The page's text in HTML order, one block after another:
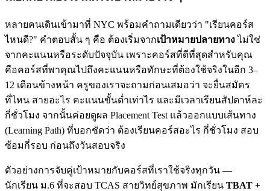
หลายคนเดินเข้ามาที่ NYC พร้อมคำถามเดียวว่า "เรียนคอร์ส
ไหนดี?" คำตอบสั้น ๆ คือ ต้องเริ่มจากเป้าหมายปลายทางไม่ใช่
จากคะแนนหรือระดับปัจจุบัน เพราะคอร์สที่ดีที่สุดสำหรับคุณ
คือคอร์สที่พาคุณไปถึงคะแนนหรือทักษะที่ต้องใช้จริงในอีก 3–
12 เดือนข้างหน้า ครูของเราจะถามก่อนเสมอว่า จะยื่นสมัคร
ที่ไหน สายอะไร คะแนนขั้นต่ำเท่าไร และมีเวลาเรียนสัปดาห์ละ
กี่ชั่วโมง จากนั้นค่อยดูผล Placement Test แล้วออกแบบเส้นทาง
(Learning Path) ที่บอกชัดว่า ต้องเรียนคอร์สอะไร กี่ชั่วโมง สอบ
ซ้อมกี่รอบ ก่อนถึงวันสอบจริง
ตัวอย่างการจับคู่เป้าหมายกับคอร์สที่เราใช้จริงทุกวัน —
นักเรียน ม.6 ที่จะสอบ TCAS สายวิทย์สุขภาพ มักเรียน TBAT +